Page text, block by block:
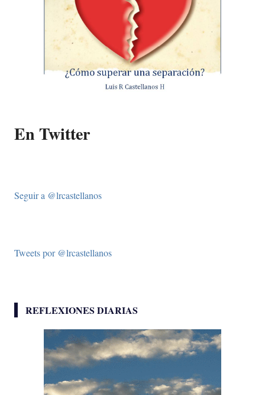
En Twitter
Seguir a @lrcastellanos
Tweets por @lrcastellanos
REFLEXIONES DIARIAS